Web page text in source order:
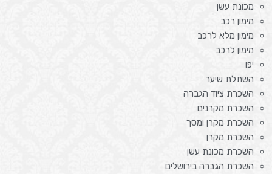
מכונת עשן
מימון רכב
מימון מלא לרכב
מימון לרכב
יפו
השתלת שיער
השכרת ציוד הגברה
השכרת מקרנים
השכרת מקרן ומסך
השכרת מקרן
השכרת מכונת עשן
השכרת הגברה בירושלים